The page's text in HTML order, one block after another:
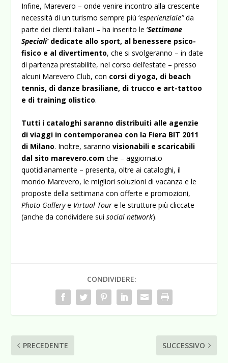
Infine, Marevero – onde venire incontro alla crescente
necessità di un turismo sempre più ‘esperienziale”da
parte dei clienti italiani – ha inserito le ‘Settimane
Speciali’ dedicate allo sport, al benessere psico-
fisico e al divertimento, che si svolgeranno – in date
di partenza prestabilite, nel corso dell’estate – presso
alcuni Marevero Club, con corsi di yoga, di beach
tennis, di danze brasiliane, di trucco e art-tattoo
e di training olistico.
Tutti i cataloghi saranno distribuiti alle agenzie
di viaggi in contemporanea con la Fiera BIT 2011
di Milano. Inoltre, saranno visionabili e scaricabili
dal sito marevero.comche – aggiornato
quotidianamente – presenta, oltre ai cataloghi, il
mondo Marevero, le migliori soluzioni di vacanza e le
proposte della settimana con offerte e promozioni,
Photo Gallerye Virtual Tour e le strutture più cliccate
(anche da condividere suisocial network).
CONDIVIDERE:
PRECEDENTE SUCCESSIVO